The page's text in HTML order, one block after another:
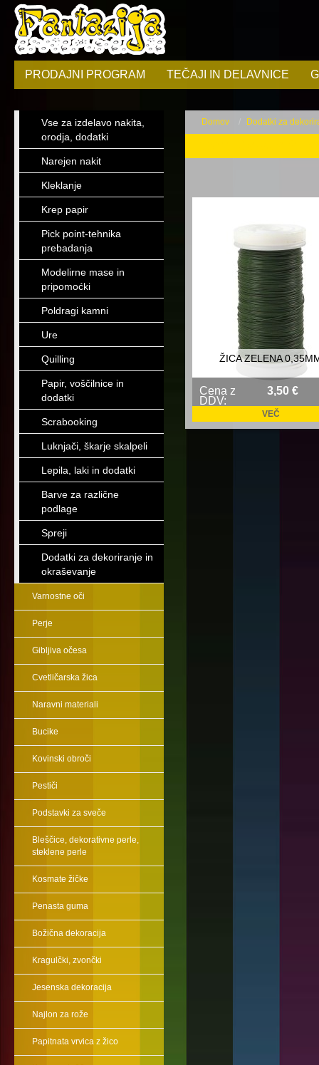
PRODAJNI PROGRAM TEČAJI IN DELAVNICE
Vse za izdelavo nakita,
orodja, dodatki
Narejen nakit
Kleklanje
Krep papir
Pick point-tehnika
prebadanja
Modelirne mase in
pripomoćki
Poldragi kamni
Ure
Quilling
Papir, voščilnice in
dodatki
Scrabooking
Luknjači, škarje skalpeli
Lepila, laki in dodatki
Barve za različne
podlage
Spreji
Dodatki za dekoriranje in
okraševanje
Varnostne oči
Perje
Gibljiva očesa
Cvetličarska žica
Naravni materiali
Bucike
Kovinski obroči
Pestiči
Podstavki za sveče
Bleščice, dekorativne perle,
steklene perle
Kosmate žičke
Penasta guma
Božična dekoracija
Kragulčki, zvončki
Jesenska dekoracija
Najlon za rože
Papitnata vrvica z žico
Domov Dodatki za
ŽICA ZELENA
Cena z
DDV:
3,50 €
VEČ